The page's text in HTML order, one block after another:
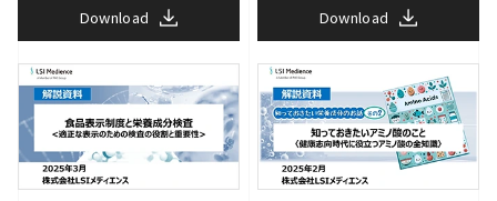
Download Download